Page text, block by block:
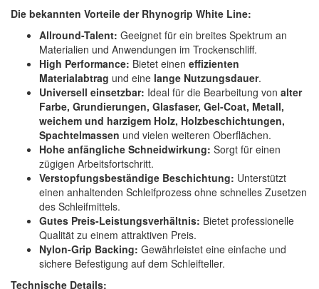
Die bekannten Vorteile der Rhynogrip White Line:
Allround-Talent: Geeignet für ein breites Spektrum an
Materialien und Anwendungen im Trockenschliff.
High Performance: Bietet einen effizienten
Materialabtrag und eine lange Nutzungsdauer.
Universell einsetzbar: Ideal für die Bearbeitung von alter
Farbe, Grundierungen, Glasfaser, Gel-Coat, Metall,
weichem und harzigem Holz, Holzbeschichtungen,
Spachtelmassen und vielen weiteren Oberflächen.
Hohe anfängliche Schneidwirkung: Sorgt für einen
zügigen Arbeitsfortschritt.
Verstopfungsbeständige Beschichtung: Unterstützt
einen anhaltenden Schleifprozess ohne schnelles Zusetzen
des Schleifmittels.
Gutes Preis-Leistungsverhältnis: Bietet professionelle
Qualität zu einem attraktiven Preis.
Nylon-Grip Backing: Gewährleistet eine einfache und
sichere Befestigung auf dem Schleifteller.
Technische Details: